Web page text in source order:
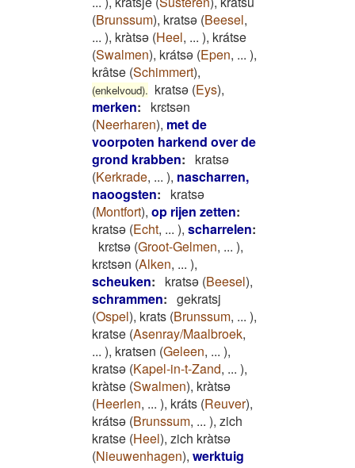
(Brunssum), kratsə (Beesel,
... ), kràtsə (Heel, ... ), krátse
(Swalmen), krátsə (Epen, ... ),
krâtse (Schimmert),
(enkelvoud). kratsə (Eys),
merken:
krɛtsǝn
(Neerharen), met de
voorpoten harkend over de
grond krabben:
kratsǝ
(Kerkrade, ... ), nascharren,
naoogsten:
kratsǝ
(Montfort), op rijen zetten:
kratsǝ (Echt, ... ), scharrelen:
krɛtsǝ (Groot-Gelmen, ... ),
krɛtsǝn (Alken, ... ),
scheuken: kratsǝ (Beesel),
schrammen: gekratsj
(Ospel), krats (Brunssum, ... ),
kratse (Asenray/Maalbroek,
... ), kratsen (Geleen, ... ),
kratsə (Kapel-in-t-Zand, ... ),
kràtse (Swalmen), kràtsə
(Heerlen, ... ), kráts (Reuver),
krátsə (Brunssum, ... ), zich
kratse (Heel), zich kràtsə
(Nieuwenhagen), werktuig